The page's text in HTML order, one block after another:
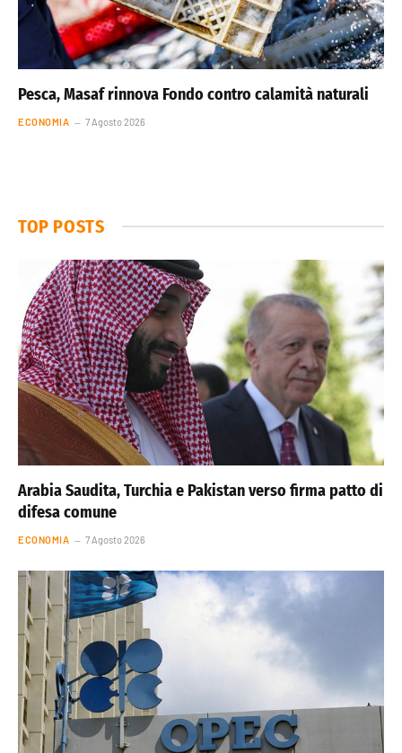
Pesca, Masaf rinnova Fondo contro calamità naturali
ECONOMIA 7 Agosto 2026
TOP POSTS
Arabia Saudita, Turchia e Pakistan verso firma patto di
difesa comune
ECONOMIA 7 Agosto 2026